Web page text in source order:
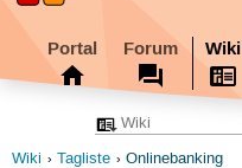
Portal Forum Wiki
Wiki Tagliste Onlinebanking